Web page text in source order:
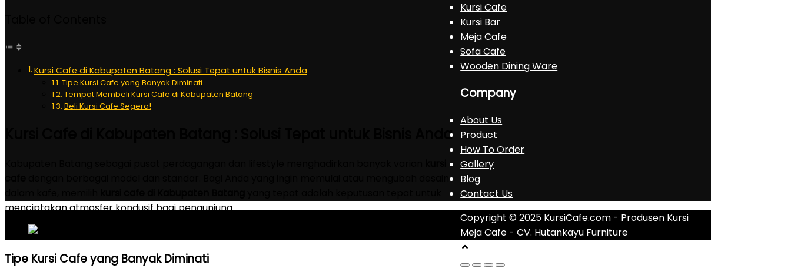
Kursi Cafe di Kabupaten Batang : Solusi Tepat untuk Bisnis Anda
Tipe Kursi Cafe yang Banyak Diminati
Tempat Membeli Kursi Cafe di Kabupaten Batang
Beli Kursi Cafe Segera!
Kursi Cafe di Kabupaten Batang : Solusi Tepat untuk Bisnis Anda
menciptakan atmosfer kondusif bagi pengunjung.
Tipe Kursi Cafe yang Banyak Diminati
Kursi Cafe
Kursi Bar
Meja Cafe
Sofa Cafe
Wooden Dining Ware
Company
About Us
Product
How To Order
Gallery
Blog
Contact Us
Copyright © 2025 KursiCafe.com - Produsen Kursi
Meja Cafe - CV. Hutankayu Furniture